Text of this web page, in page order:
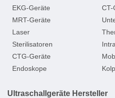
EKG-Geräte
CT-
MRT-Geräte
Laser
Sterilisatoren
CTG-Geräte
Endoskope
Ultraschallgeräte Hersteller